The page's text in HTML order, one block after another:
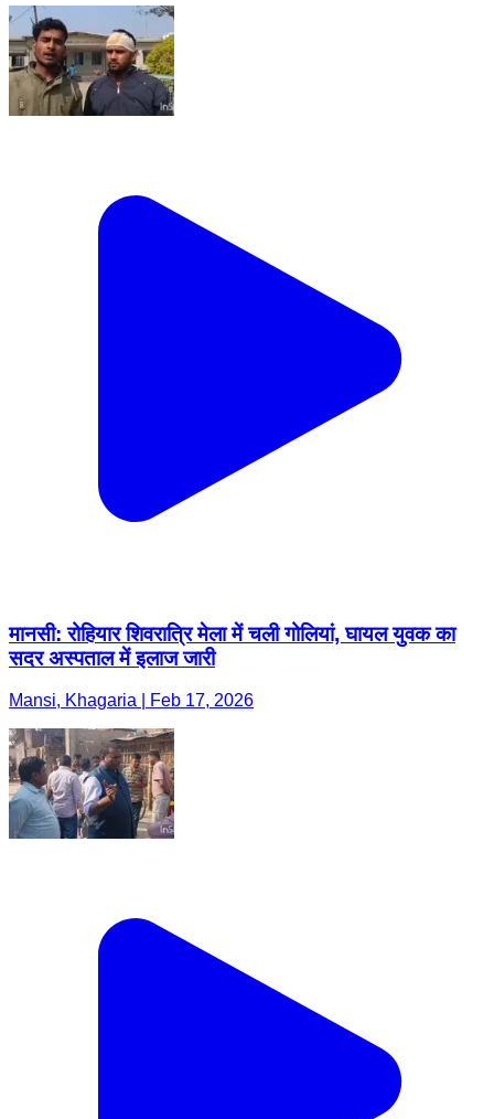
मानसी: रोहियार शिवरात्रि मेला में चली गोलियां, घायल युवक का
सदर अस्पताल में इलाज जारी
Mansi, Khagaria | Feb 17, 2026